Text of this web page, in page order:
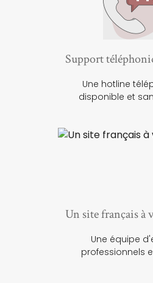
Support
Une hotline
disponible et
Un site français à
Une équipe
professionnels